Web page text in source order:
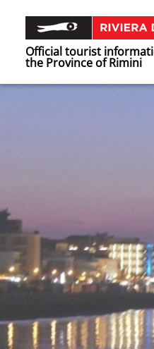
Official tourist
the Province of Rimini